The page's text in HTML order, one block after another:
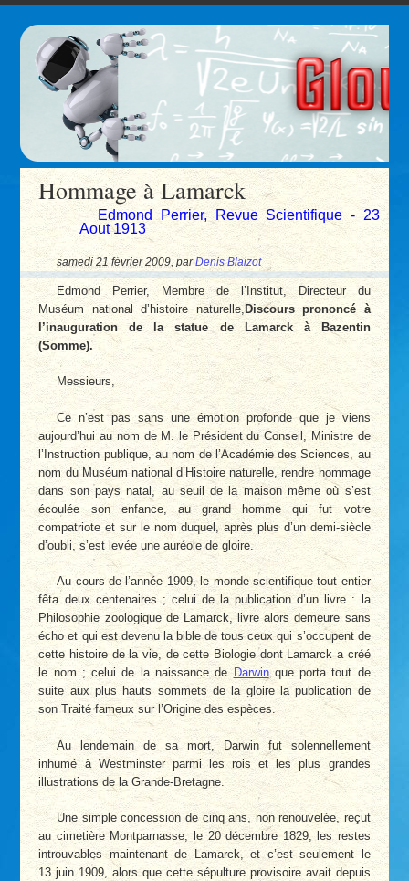
Hommage à Lamarck
Edmond Perrier, Revue Scientifique - 23
Aout 1913
samedi 21 février 2009,parDenis Blaizot
Edmond Perrier, Membre de l’Institut, Directeur du
Muséum national d’histoire naturelle,Discours prononcé à
l’inauguration de la statue de Lamarck à Bazentin
(Somme).
Messieurs,
Ce n’est pas sans une émotion profonde que je viens
aujourd’hui au nom de M. le Président du Conseil, Ministre de
l’Instruction publique, au nom de l’Académie des Sciences, au
nom du Muséum national d’Histoire naturelle, rendre hommage
dans son pays natal, au seuil de la maison même où s’est
écoulée son enfance, au grand homme qui fut votre
compatriote et sur le nom duquel, après plus d’un demi-siècle
d’oubli, s’est levée une auréole de gloire.
Au cours de l’année 1909, le monde scientifique tout entier
fêta deux centenaires ; celui de la publication d’un livre : la
Philosophie zoologique de Lamarck, livre alors demeure sans
écho et qui est devenu la bible de tous ceux qui s’occupent de
cette histoire de la vie, de cette Biologie dont Lamarck a créé
le nom ; celui de la naissance de Darwinque porta tout de
suite aux plus hauts sommets de la gloire la publication de
son Traité fameux sur l’Origine des espèces.
Au lendemain de sa mort, Darwin fut solennellement
inhumé à Westminster parmi les rois et les plus grandes
illustrations de la Grande-Bretagne.
Une simple concession de cinq ans, non renouvelée, reçut
au cimetière Montparnasse, le 20 décembre 1829, les restes
introuvables maintenant de Lamarck, et c’est seulement le
13 juin 1909, alors que cette sépulture provisoire avait depuis